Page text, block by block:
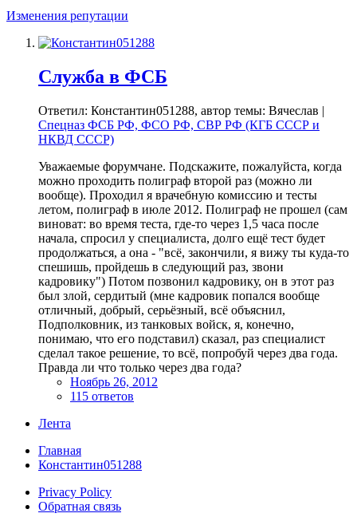
Изменения репутации
Служба в ФСБ
Ответил: Константин051288, автор темы: Вячеслав |
Спецназ ФСБ РФ, ФСО РФ, СВР РФ (КГБ СССР и
НКВД СССР)
Уважаемые форумчане. Подскажите, пожалуйста, когда
можно проходить полиграф второй раз (можно ли
вообще). Проходил я врачебную комиссию и тесты
летом, полиграф в июле 2012. Полиграф не прошел (сам
виноват: во время теста, где-то через 1,5 часа после
начала, спросил у специалиста, долго ещё тест будет
продолжаться, а она - "всё, закончили, я вижу ты куда-то
спешишь, пройдешь в следующий раз, звони
кадровику") Потом позвонил кадровику, он в этот раз
был злой, сердитый (мне кадровик попался вообще
отличный, добрый, серьёзный, всё объяснил,
Подполковник, из танковых войск, я, конечно,
понимаю, что его подставил) сказал, раз специалист
сделал такое решение, то всё, попробуй через два года.
Правда ли что только через два года?
Ноябрь 26, 2012
115 ответов
Лента
Главная
Константин051288
Privacy Policy
Обратная связь